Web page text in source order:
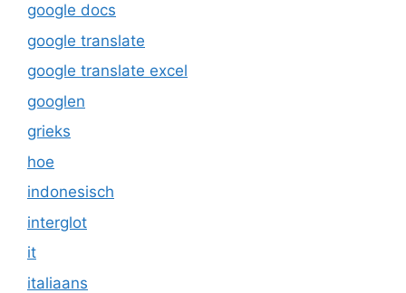
google docs
google translate
google translate excel
googlen
grieks
hoe
indonesisch
interglot
it
italiaans